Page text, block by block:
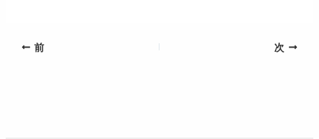
前 次